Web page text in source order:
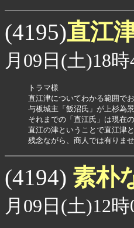
(4195)直江
月09日(土)18
トラマ様
直江津についてわかる範囲でお
与板城主「飯沼氏」が上杉為
それまでの「直江氏」は現在
直江の津ということで直江津
(4194) 素朴
月09日(土)12